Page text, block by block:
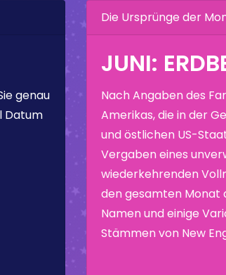
genau
Datum
Die Ursprünge der
JUNI:
Nach Angaben des
Amerikas, die in der
und östlichen US-
Vergaben eines
wiederkehrenden
den gesamten Monat
Namen und einige
Stämmen von New